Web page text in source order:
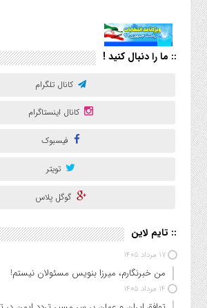
:: ما را دنبال کنید !
کانال تلگرام
کانال اینستاگرام
فیسبوک
تویتر
گوگل پلاس
:: تایم لاین
۱۷ مرداد ۱۴۰۵
من خبرنگارم، میرزا بنویس مسئولان نیستم!
۱۴ مرداد ۱۴۰۵